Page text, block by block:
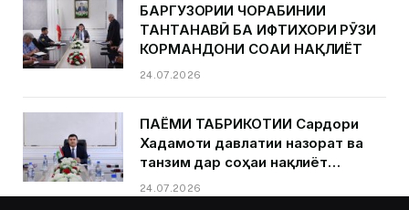
БАРГУЗОРИИ ЧОРАБИНИИ
ТАНТАНАВӢ БА ИФТИХОРИ РӮЗИ
КОРМАНДОНИ СОҲАИ НАҚЛИЁТ
24.07.2026
ПАЁМИ ТАБРИКОТИИ Сардори
Хадамоти давлатии назорат ва
танзим дар соҳаи нақлиёт
Қурбонзода Д.Қ.ба муносибати
Рӯзи кормандони соҳаи нақлиёт
24.07.2026